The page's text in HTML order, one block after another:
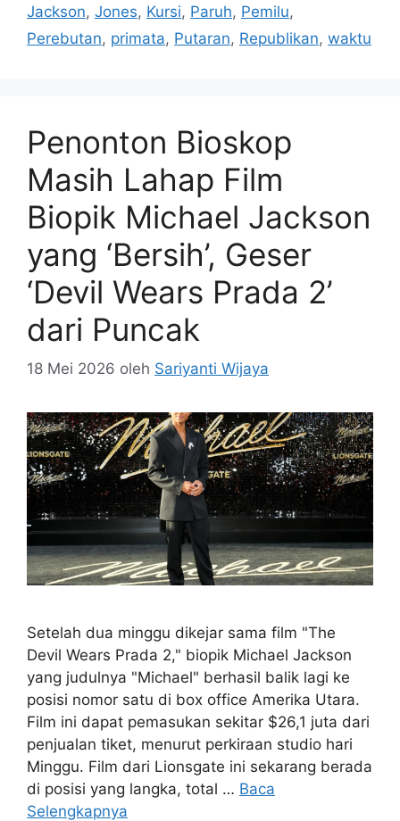
Jackson, Jones, Kursi, Paruh, Pemilu,
Perebutan, primata, Putaran, Republikan, waktu
Penonton Bioskop
Masih Lahap Film
Biopik Michael Jackson
yang ‘Bersih’, Geser
‘Devil Wears Prada 2’
dari Puncak
18 Mei 2026 oleh Sariyanti Wijaya
Setelah dua minggu dikejar sama film "The
Devil Wears Prada 2," biopik Michael Jackson
yang judulnya "Michael" berhasil balik lagi ke
posisi nomor satu di box office Amerika Utara.
Film ini dapat pemasukan sekitar $26,1 juta dari
penjualan tiket, menurut perkiraan studio hari
Minggu. Film dari Lionsgate ini sekarang berada
di posisi yang langka, total … Baca
Selengkapnya